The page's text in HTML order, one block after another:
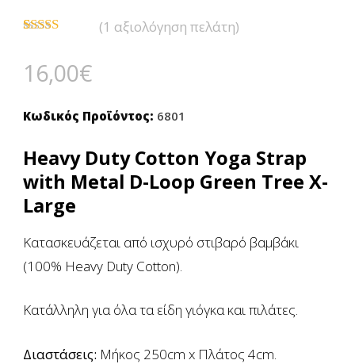
5 με βάση
βαθμολογία
(1 αξιολόγηση πελάτη)
16,00€
Κωδικός Προϊόντος: 6801
Heavy Duty Cotton Yoga Strap
with Metal D-Loop Green Tree X-
Large
Kατασκευάζεται από ισχυρό στιβαρό βαμβάκι
(100% Heavy Duty Cotton).
Κατάλληλη για όλα τα είδη γιόγκα και πιλάτες.
Διαστάσεις: Μήκος 250cm x Πλάτος 4cm.